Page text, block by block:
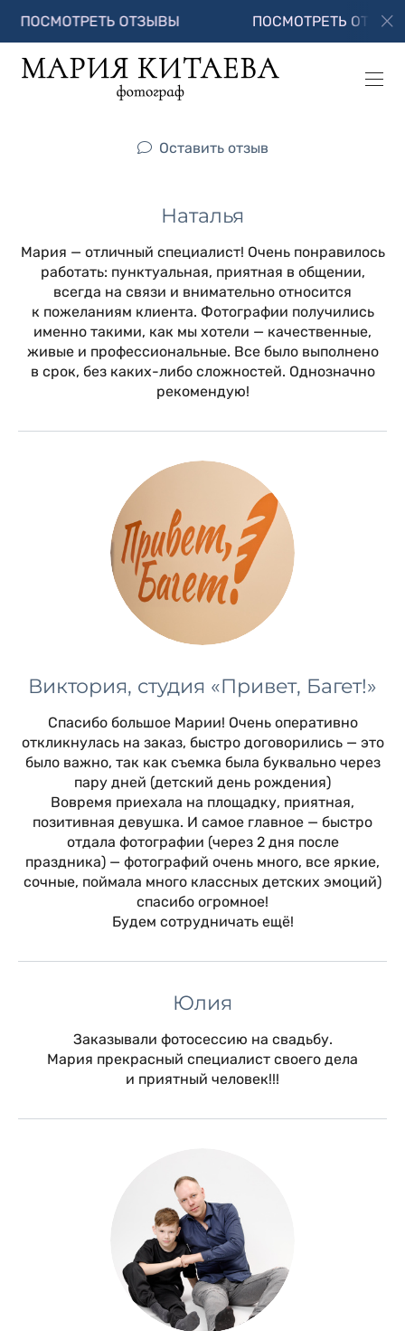
ОТЗЫВЫ ПОСМОТРЕТЬ ОТЗЫВЫ
Оставить отзыв
Наталья
Мария — отличный специалист! Очень понравилось
работать: пунктуальная, приятная в общении,
всегда на связи и внимательно относится
к пожеланиям клиента. Фотографии получились
именно такими, как мы хотели — качественные,
живые и профессиональные. Все было выполнено
в срок, без каких-либо сложностей. Однозначно
рекомендую!
Виктория, студия «Привет, Багет!»
Спасибо большое Марии! Очень оперативно
откликнулась на заказ, быстро договорились — это
было важно, так как съемка была буквально через
пару дней (детский день рождения)
Вовремя приехала на площадку, приятная,
позитивная девушка. И самое главное — быстро
отдала фотографии (через 2 дня после
праздника) — фотографий очень много, все яркие,
сочные, поймала много классных детских эмоций)
спасибо огромное!
Будем сотрудничать ещё!
Юлия
Заказывали фотосессию на свадьбу.
Мария прекрасный специалист своего дела
и приятный человек!!!